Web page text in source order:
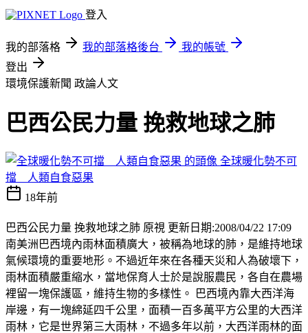
登入
我的部落格 我的部落格後台
我的帳號
登出
環境保護新聞 政論人文
巴西公民力量 挽救地球之肺
全球暖化勢不可
擋 人類自食惡果
18年前
巴西公民力量 挽救地球之肺 原視 更新日期:2008/04/22 17:09
南美洲巴西境內雨林面積廣大，被稱為地球的肺，是維持地球
氣候環境的重要地形。不過近年來在各種天災和人為破壞下，
雨林面積嚴重縮水，當地保育人士於是說服農民，各自在農場
裡留一塊保護區，維持生物的多樣性。 巴西境內靠大西洋海
岸邊，有一塊綿延四千公里，面積一百多萬平方公里的大西洋
雨林，它是世界第三大雨林，不過多年以前，大西洋雨林的面